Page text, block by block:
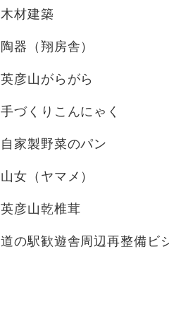
木材建築
陶器（翔房舎）
英彦山がらがら
手づくりこんにゃく
自家製野菜のパン
山女（ヤマメ）
英彦山乾椎茸
道の駅歓遊舎周辺再整備ビ